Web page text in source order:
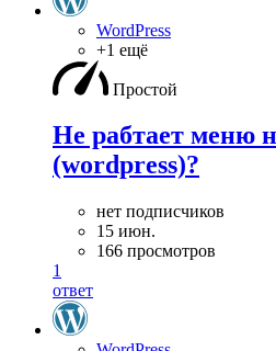
WordPress
+1 ещё
Простой
Не рабтает меню
(wordpress)?
нет подписчиков
15 июн.
166 просмотров
1
ответ